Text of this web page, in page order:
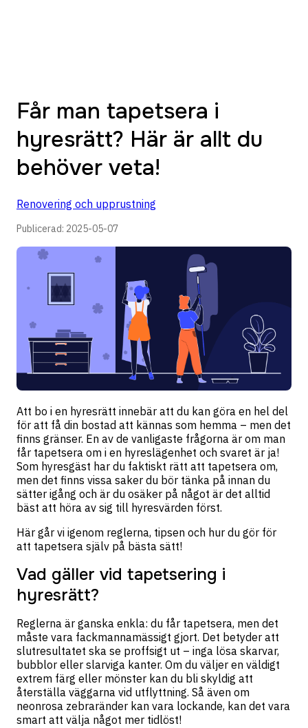
Får man tapetsera i
hyresrätt? Här är allt du
behöver veta!
Renovering och upprustning
Publicerad: 2025-05-07
Att bo i en hyresrätt innebär att du kan göra en hel del
för att få din bostad att kännas som hemma – men det
finns gränser. En av de vanligaste frågorna är om man
får tapetsera om i en hyreslägenhet och svaret är ja!
Som hyresgäst har du faktiskt rätt att tapetsera om,
men det finns vissa saker du bör tänka på innan du
sätter igång och är du osäker på något är det alltid
bäst att höra av sig till hyresvärden först.
Här går vi igenom reglerna, tipsen och hur du gör för
att tapetsera själv på bästa sätt!
Vad gäller vid tapetsering i
hyresrätt?
Reglerna är ganska enkla: du får tapetsera, men det
måste vara fackmannamässigt gjort. Det betyder att
slutresultatet ska se proffsigt ut – inga lösa skarvar,
bubblor eller slarviga kanter. Om du väljer en väldigt
extrem färg eller mönster kan du bli skyldig att
återställa väggarna vid utflyttning. Så även om
neonrosa zebraränder kan vara lockande, kan det vara
smart att välja något mer tidlöst!